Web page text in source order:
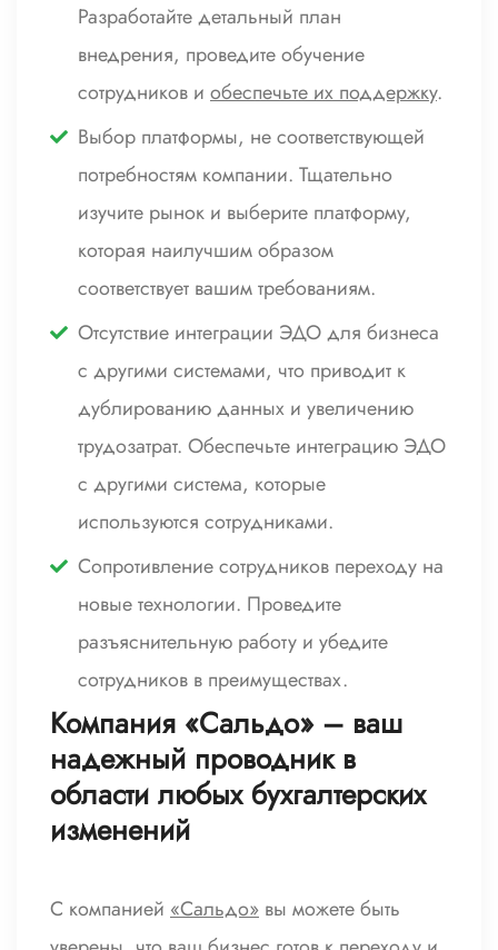
Разработайте детальный план
внедрения, проведите обучение
сотрудников и обеспечьте их поддержку.
Выбор платформы, не соответствующей
потребностям компании. Тщательно
изучите рынок и выберите платформу,
которая наилучшим образом
соответствует вашим требованиям.
Отсутствие интеграции ЭДО для бизнеса
с другими системами, что приводит к
дублированию данных и увеличению
трудозатрат. Обеспечьте интеграцию ЭДО
с другими система, которые
используются сотрудниками.
Сопротивление сотрудников переходу на
новые технологии. Проведите
разъяснительную работу и убедите
сотрудников в преимуществах.
Компания «Сальдо» – ваш
надежный проводник в
области любых бухгалтерских
изменений
С компанией «Сальдо» вы можете быть